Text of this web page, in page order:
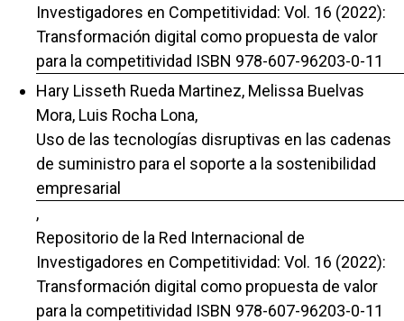
Investigadores en Competitividad: Vol. 16 (2022):
Transformación digital como propuesta de valor
para la competitividad ISBN 978-607-96203-0-11
Hary Lisseth Rueda Martinez, Melissa Buelvas
Mora, Luis Rocha Lona,
Uso de las tecnologías disruptivas en las cadenas
de suministro para el soporte a la sostenibilidad
empresarial
,
Repositorio de la Red Internacional de
Investigadores en Competitividad: Vol. 16 (2022):
Transformación digital como propuesta de valor
para la competitividad ISBN 978-607-96203-0-11